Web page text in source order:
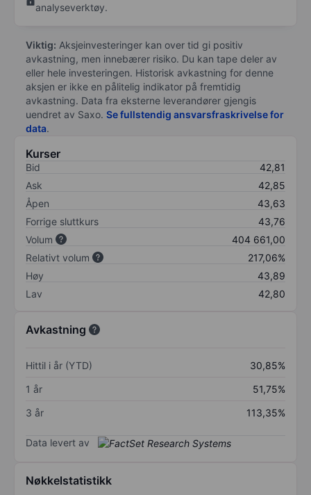
analyseverktøy.
Viktig: Aksjeinvesteringer kan over tid gi positiv
avkastning, men innebærer risiko. Du kan tape deler av
eller hele investeringen. Historisk avkastning for denne
aksjen er ikke en pålitelig indikator på fremtidig
avkastning. Data fra eksterne leverandører gjengis
uendret av Saxo. Se fullstendig ansvarsfraskrivelse for
data.
Kurser
Bid
42,81
Ask
42,85
Åpen
43,63
Forrige sluttkurs
43,76
Volum
404 661,00
Relativt volum
217,06%
Høy
43,89
Lav
42,80
Avkastning
Hittil i år (YTD)
30,85%
1 år
51,75%
3 år
113,35%
Data levert av
Nøkkelstatistikk